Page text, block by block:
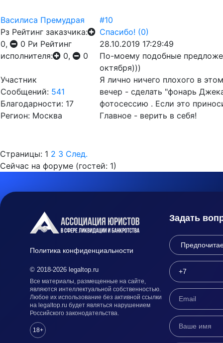
Василиса Премудрая
Рз Рейтинг заказчика:
0,
0 Ри Рейтинг
исполнителя:
0, 0
Участник
Сообщений: 541
Благодарности: 17
Регион: Москва
#10
Спасибо! (0)
28.10.2019 17:29:49
По-моему подобные
октября)))
Я лично ничего плохого в
вечер - сделать "фонарь
фотосессию . Если это
Главное - верить в себя!
Страницы: 1 2 3 След.
Сейчас на форуме (гостей: 1)
Политика конфиденциальности
© 2018-2026 legaltop.ru
Все материалы, размещенные на сайте,
являются интеллектуальной собственностью.
Любое их использование без активной ссылки
на legaltop.ru будет являться нарушением
Российского законодательства.
18+
Задать